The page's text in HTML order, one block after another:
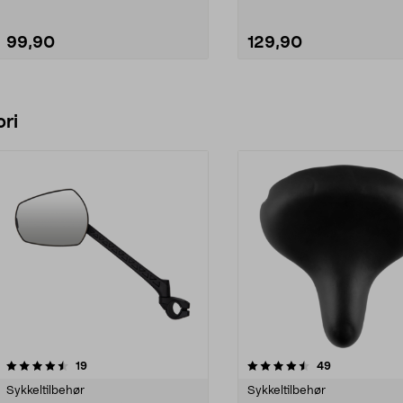
99,90 129,90
19anmeldelser
Sykkeltilbehør
4.5 av 5 stjerner 49anmeldelser
Sykkeltilbehør
4.0 av 5 stjerner